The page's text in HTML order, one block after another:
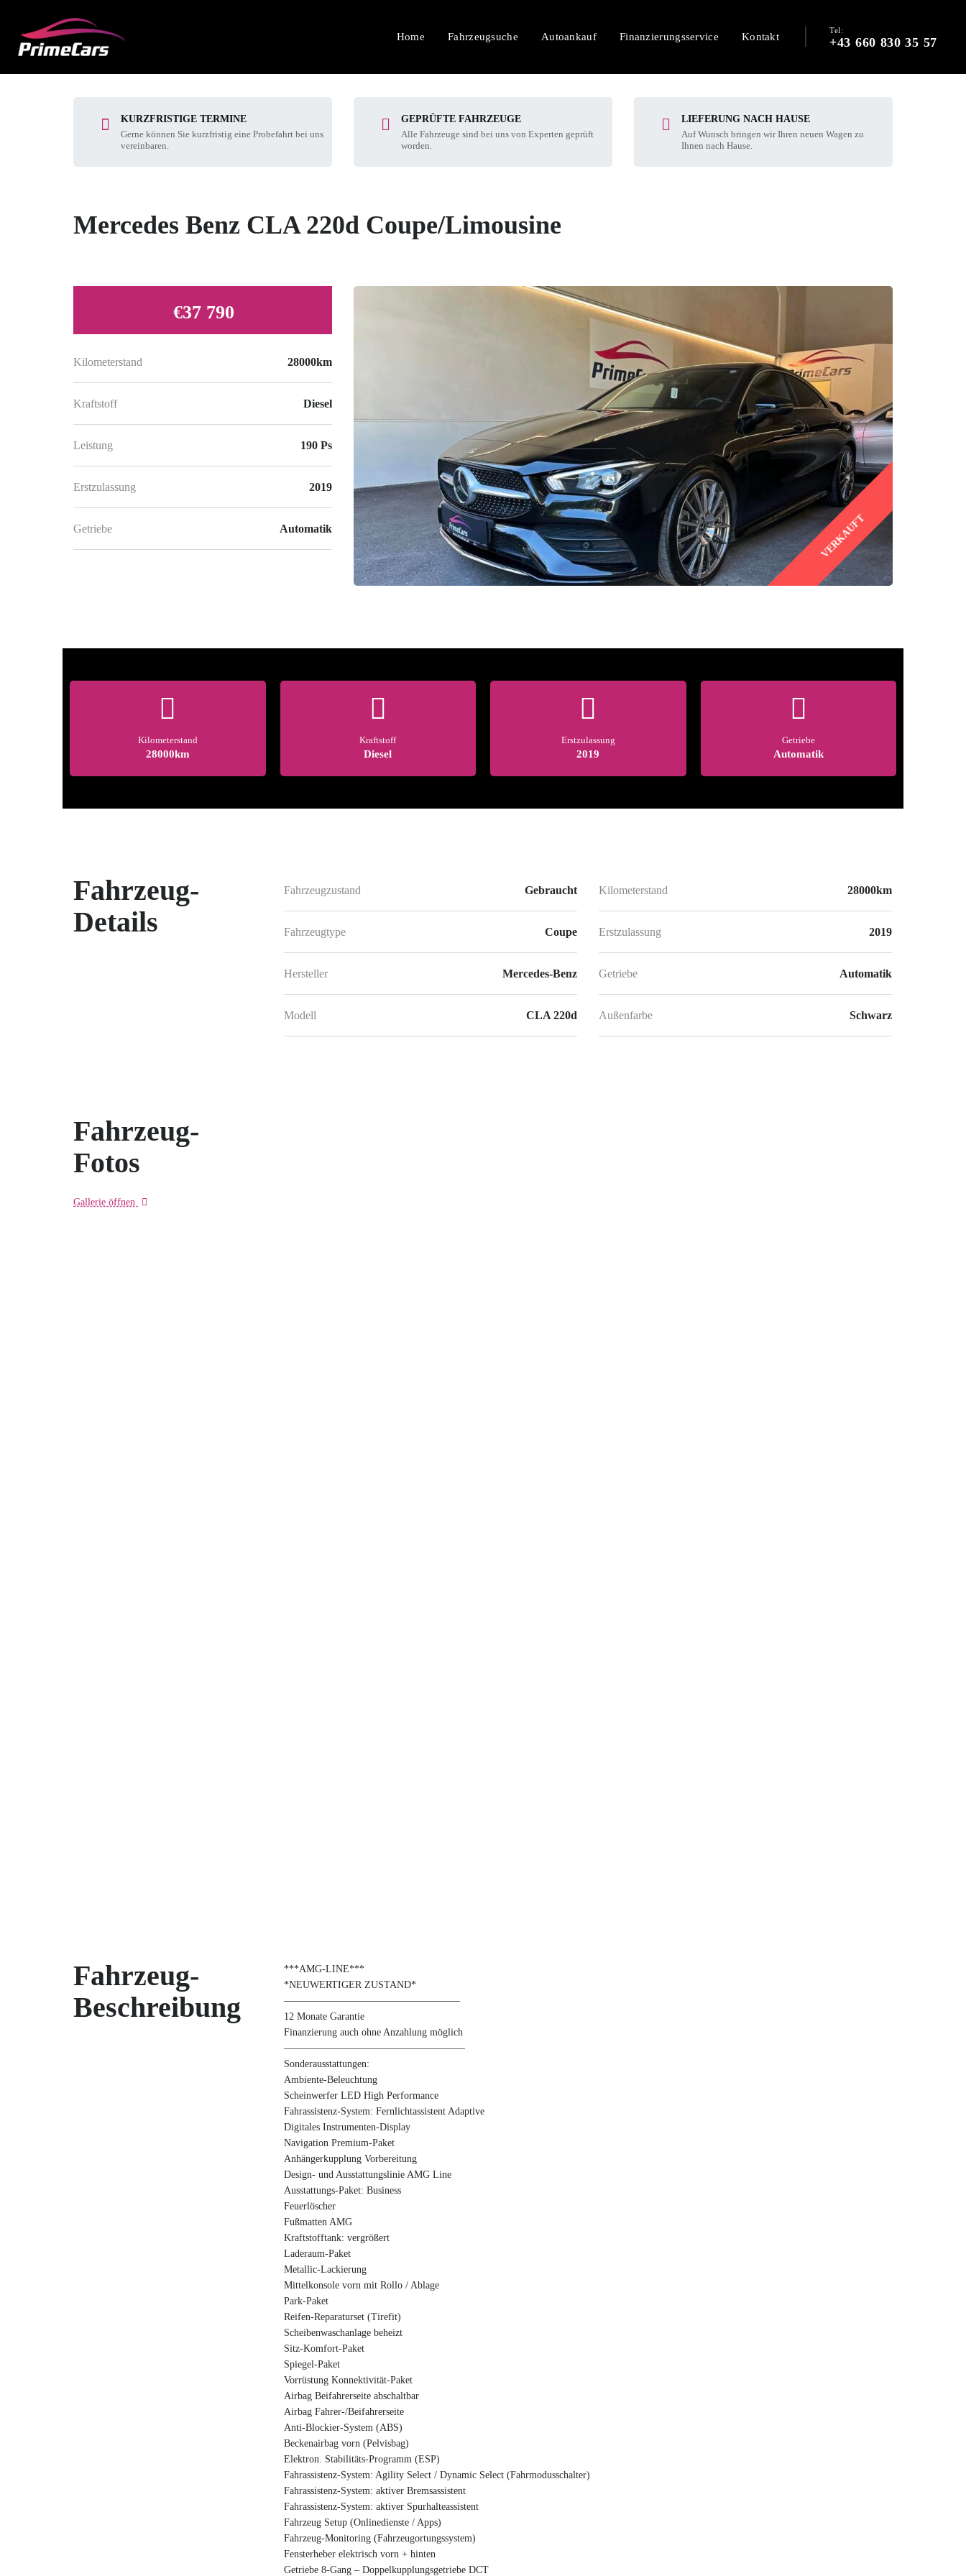
Home Fahrzeugsuche Autoankauf Finanzierungsservice Kontakt
Tel:
+43 660 830 35 57
KURZFRISTIGE TERMINE
Gerne können Sie kurzfristig eine Probefahrt bei uns
vereinbaren.
GEPRÜFTE FAHRZEUGE
Alle Fahrzeuge sind bei uns von Experten geprüft
worden.
LIEFERUNG NACH HAUSE
Auf Wunsch bringen wir Ihren neuen Wagen zu
Ihnen nach Hause.
Mercedes Benz CLA 220d Coupe/Limousine
€37 790
Kilometerstand 28000km
Kraftstoff Diesel
Leistung 190 Ps
Erstzulassung 2019
Getriebe Automatik VERKAUFT
Kilometerstand
28000km
Kraftstoff
Diesel
Erstzulassung
2019
Getriebe
Automatik
Fahrzeug-
Details
Fahrzeugzustand Gebraucht
Fahrzeugtype Coupe
Hersteller Mercedes-Benz
Modell CLA 220d
Kilometerstand 28000km
Erstzulassung 2019
Getriebe Automatik
Außenfarbe Schwarz
Fahrzeug-
Fotos
Gallerie öffnen
Fahrzeug-
Beschreibung
***AMG-LINE***
*NEUWERTIGER ZUSTAND*
—————————————————–
12 Monate Garantie
Finanzierung auch ohne Anzahlung möglich
——————————————————
Sonderausstattungen:
Ambiente-Beleuchtung
Scheinwerfer LED High Performance
Fahrassistenz-System: Fernlichtassistent Adaptive
Digitales Instrumenten-Display
Navigation Premium-Paket
Anhängerkupplung Vorbereitung
Design- und Ausstattungslinie AMG Line
Ausstattungs-Paket: Business
Feuerlöscher
Fußmatten AMG
Kraftstofftank: vergrößert
Laderaum-Paket
Metallic-Lackierung
Mittelkonsole vorn mit Rollo / Ablage
Park-Paket
Reifen-Reparaturset (Tirefit)
Scheibenwaschanlage beheizt
Sitz-Komfort-Paket
Spiegel-Paket
Vorrüstung Konnektivität-Paket
Airbag Beifahrerseite abschaltbar
Airbag Fahrer-/Beifahrerseite
Anti-Blockier-System (ABS)
Beckenairbag vorn (Pelvisbag)
Elektron. Stabilitäts-Programm (ESP)
Fahrassistenz-System: Agility Select / Dynamic Select (Fahrmodusschalter)
Fahrassistenz-System: aktiver Bremsassistent
Fahrassistenz-System: aktiver Spurhalteassistent
Fahrzeug Setup (Onlinedienste / Apps)
Fahrzeug-Monitoring (Fahrzeugortungssystem)
Fensterheber elektrisch vorn + hinten
Getriebe 8-Gang – Doppelkupplungsgetriebe DCT